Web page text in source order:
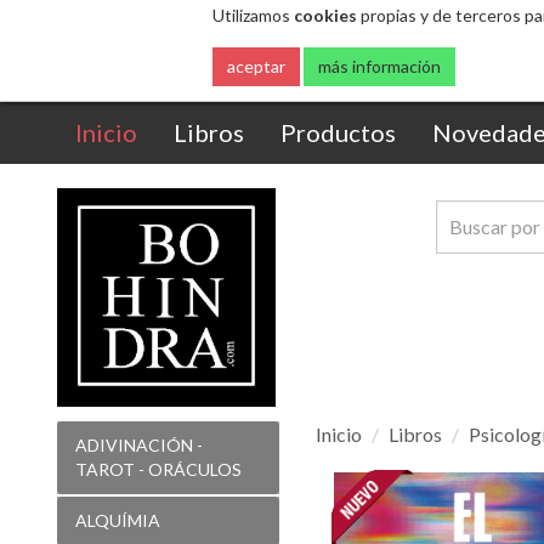
Utilizamos cookies propias y de terceros
aceptar más información
Inicio (current)
Libros Productos
ADIVINACIÓN -
TAROT - ORÁCULOS
ALQUÍMIA
Inicio Libros
El
reset